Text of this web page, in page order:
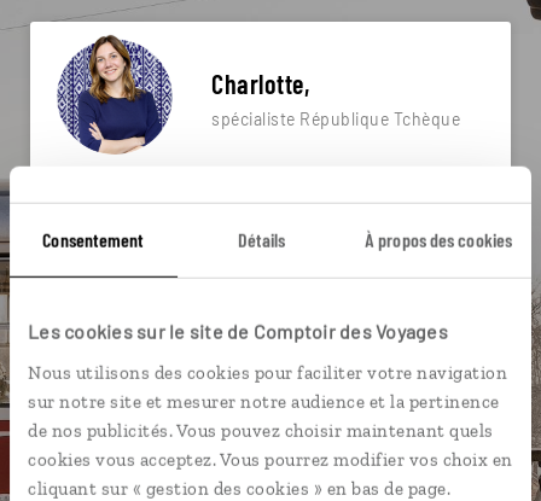
Consentement Détails À propos des cookies
Les cookies sur le site de Comptoir des Voyages
Nous utilisons des cookies pour faciliter votre navigation
sur notre site et mesurer notre audience et la pertinence
de nos publicités. Vous pouvez choisir maintenant quels
cookies vous acceptez. Vous pourrez modifier vos choix en
cliquant sur « gestion des cookies » en bas de page.
Charlotte,
spécialiste République Tchèque
spécialistes
Échangez en face à face ou depuis nos studios
connectés en agence, mais aussi par email ou
téléphone.
Vous gardez le même interlocuteur avant,
pendant et après votre voyage.